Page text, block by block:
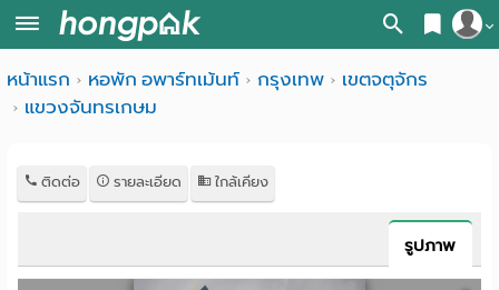
สมัครสมาชิก
หน้า
ค้นหา
ค้นจากสถานีรถไฟฟ้า
พาร์
หน้าแรก หอพัก อพาร์ทเม้นท์ กรุงเทพ
เขตจตุจักร
แขวงจันทรเกษม
ติดต่อ รายละเอียด ใกล้เคียง
รูปภาพ